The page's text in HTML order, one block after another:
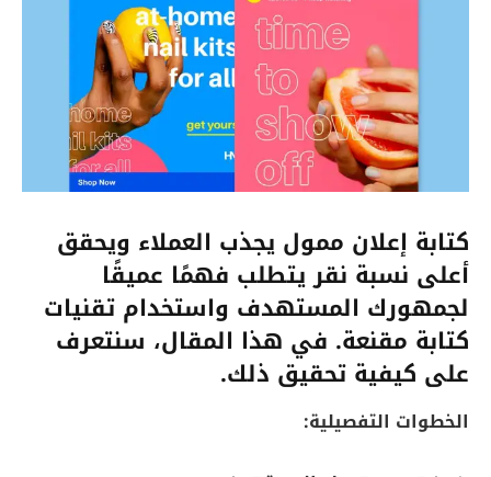
كتابة إعلان ممول يجذب العملاء ويحقق
أعلى نسبة نقر يتطلب فهمًا عميقًا
لجمهورك المستهدف واستخدام تقنيات
كتابة مقنعة. في هذا المقال، سنتعرف
على كيفية تحقيق ذلك.
الخطوات التفصيلية: